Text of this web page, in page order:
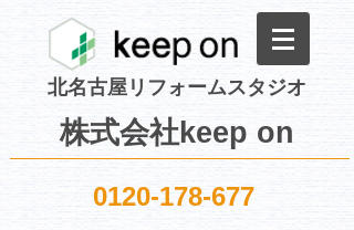
北名古屋リフォームスタジオ
株式会社keep on
0120-178-677